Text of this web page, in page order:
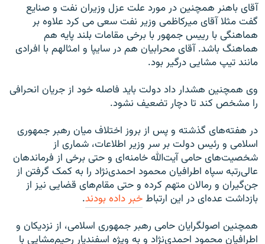
آقای باهنر همچنين در مورد علت عزل وزيران نفت و صنايع
گفت مثلا آقای ميرکاظمی وزير نفت سعی می کرد علاوه بر
هماهنگی با رييس جمهور با برخی مقامات بلند پايه هم
هماهنگ باشد. آقای محرابيان هم در سايپا و امثالهم با افرادی
مانند تيپ مشايی درگير بود.
وی همچنین هشدار داد دولت باید فاصله خود از جریان انحرافی
را مشخص کند تا دچار تضعیف نشود.
در هفته‌های گذشته و پس از بروز اختلاف میان رهبر جمهوری
اسلامی و رئیس دولت بر سر وزیر اطلاعات، شماری از
شخصیت‌های حامی آیت‌الله خامنه‌ای و حتی برخی از فرماندهان
عالی‌رتبه سپاه اطرافیان محمود احمدی‌نژاد را به کمک گرفتن از
جن‌‌گیران و رمالان متهم کرده و حتی مقام‌های قضایی نیز از
بازداشت عده‌ای در این ارتباطخبر داده بودند.
همچنین اصولگرایان حامی رهبر جمهوری اسلامی، از نزدیکان و
اطرافیان محمود احمدی‌نژاد و به ویژه اسفندیار رحیم‌مشایی با